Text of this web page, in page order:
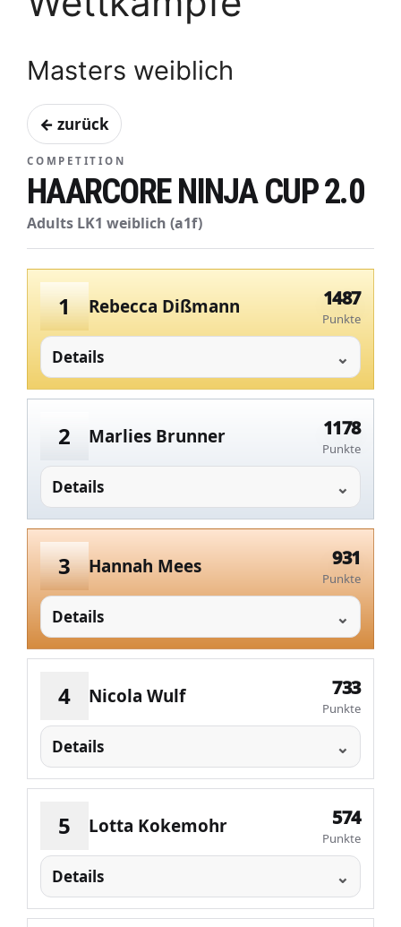
Masters weiblich
← zurück
COMPETITION
HAARCORE NINJA CUP 2.0
Adults LK1 weiblich (a1f)
1 Rebecca Dißmann 1487
Punkte
Details
2 Marlies Brunner 1178
Punkte
Details
3 Hannah Mees 931
Punkte
Details
4 Nicola Wulf 733
Punkte
Details
5 Lotta Kokemohr 574
Punkte
Details